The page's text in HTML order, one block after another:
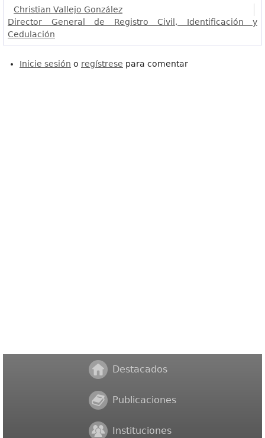
Christian Vallejo González
Director General de Registro Civil, Identificación y
Cedulación
Inicie sesión o regístrese para comentar
Destacados
Publicaciones
Instituciones